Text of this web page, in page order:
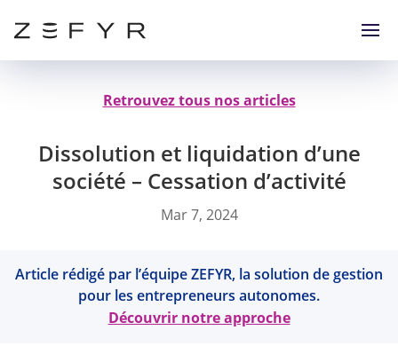
Retrouvez tous nos articles
Dissolution et liquidation d’une
société – Cessation d’activité
Mar 7, 2024
Article rédigé par l’équipe ZEFYR, la solution de gestion
pour les entrepreneurs autonomes.
Découvrir notre approche